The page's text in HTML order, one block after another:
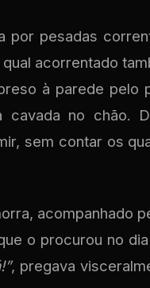
pesadas
acorrentado
à parede pelo
cavada no chão.
sem contar os
acompanhado
o procurou no
, pregava